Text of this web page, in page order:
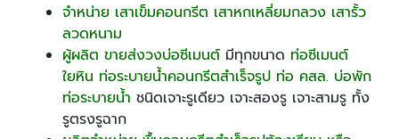
จำหน่าย เสาเข็มคอนกรีต เสาหกเหลี่ยมกลวง เสารั้ว
ลวดหนาม
ผู้ผลิต ขายส่งวงบ่อซีเมนต์ มีทุกขนาด ท่อซีเมนต์
ใยหิน ท่อระบายน้ำคอนกรีตสำเร็จรูป ท่อ คสล. บ่อพัก
ท่อระบายน้ำ ชนิดเจาะรูเดียว เจาะสองรู เจาะสามรู ทั้ง
รูตรงรูฉาก